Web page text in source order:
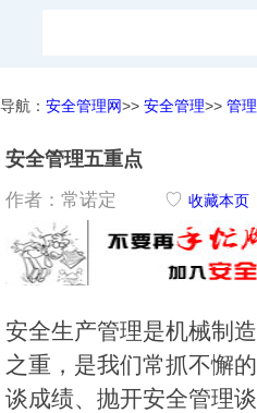
导航： 安全管理网>> 安全管理>> 管
安全管理五重点
作者：常诺定 ♡ 收藏本页
安全生产管理是机械制
之重，是我们常抓不懈
谈成绩、抛开安全管理